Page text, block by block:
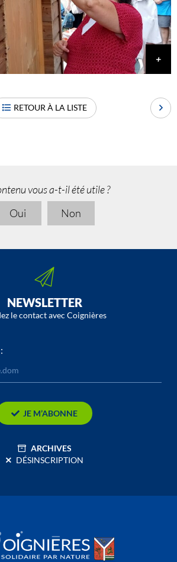
RETOUR À LA LISTE
vous a-t-il été utile ?
Oui
Non
NEWSLETTER
le contact avec Coignières
JE M’ABONNE
ARCHIVES
DÉSINSCRIPTION